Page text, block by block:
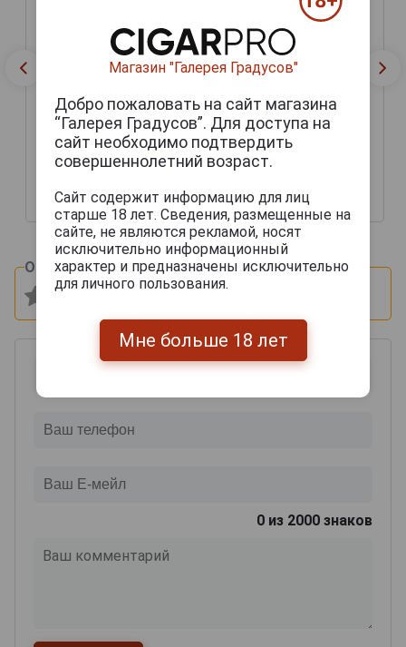
Gelas 8 Ans Арманьяк
Желас 8 лет 0.7л
декантер в подарочной
упаковке
11 727 руб.
Gelas 8 Ans Арманьяк
Желас 8 лет 0.7л
декантер в подарочной
10 540 руб.
Оцените и напишите отзыв:
0 из 2000 знаков
Магазин "Галерея Градусов"
Добро пожаловать на сайт магазина
“Галерея Градусов”. Для доступа на
сайт необходимо подтвердить
совершеннолетний возраст.
Сайт содержит информацию для лиц
старше 18 лет. Сведения, размещенные на
сайте, не являются рекламой, носят
исключительно информационный
характер и предназначены исключительно
для личного пользования.
Мне больше 18 лет